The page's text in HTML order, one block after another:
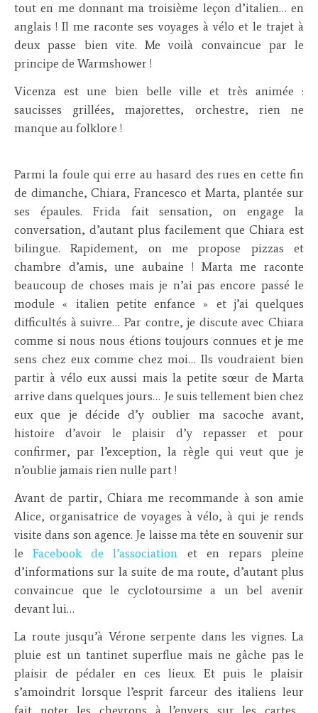
tout en me donnant ma troisième leçon d’italien… en
anglais ! Il me raconte ses voyages à vélo et le trajet à
deux passe bien vite. Me voilà convaincue par le
principe de Warmshower !
Vicenza est une bien belle ville et très animée :
saucisses grillées, majorettes, orchestre, rien ne
manque au folklore !
Parmi la foule qui erre au hasard des rues en cette fin
de dimanche, Chiara, Francesco et Marta, plantée sur
ses épaules. Frida fait sensation, on engage la
conversation, d’autant plus facilement que Chiara est
bilingue. Rapidement, on me propose pizzas et
chambre d’amis, une aubaine ! Marta me raconte
beaucoup de choses mais je n’ai pas encore passé le
module « italien petite enfance » et j’ai quelques
difficultés à suivre… Par contre, je discute avec Chiara
comme si nous nous étions toujours connues et je me
sens chez eux comme chez moi… Ils voudraient bien
partir à vélo eux aussi mais la petite sœur de Marta
arrive dans quelques jours… Je suis tellement bien chez
eux que je décide d’y oublier ma sacoche avant,
histoire d’avoir le plaisir d’y repasser et pour
confirmer, par l’exception, la règle qui veut que je
n’oublie jamais rien nulle part !
Avant de partir, Chiara me recommande à son amie
Alice, organisatrice de voyages à vélo, à qui je rends
visite dans son agence. Je laisse ma tête en souvenir sur
leFacebook de l’association et en repars pleine
d’informations sur la suite de ma route, d’autant plus
convaincue que le cyclotoursime a un bel avenir
devant lui…
La route jusqu’à Vérone serpente dans les vignes. La
pluie est un tantinet superflue mais ne gâche pas le
plaisir de pédaler en ces lieux. Et puis le plaisir
s’amoindrit lorsque l’esprit farceur des italiens leur
fait noter les chevrons à l’envers sur les cartes…